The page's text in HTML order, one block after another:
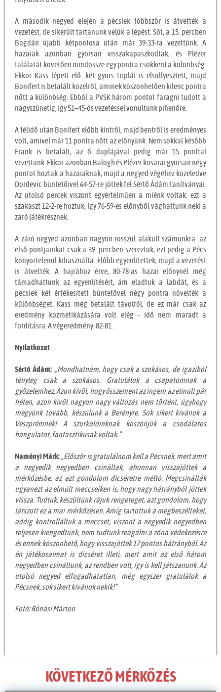
A második negyed elején a pécsiek többször is átvették a
vezetést, de sikerült tartanunk velük a lépést. Sőt, a 15. percben
Bogdán újabb kétpontosa után már 39-33-ra vezettünk. A
hazaiak azonban gyorsan visszakapaszkodtak, és Plézer
találatát követően mindössze egy pontra csökkent a különbség.
Ekkor Kass lépett elő: két gyors triplát is elsüllyesztett, majd
Bonifert is betalált közelről, aminek köszönhetően kilenc pontra
nőtt a különbség. Ebből a PVSK három pontot faragni tudott a
nagyszünetig, így 51–45-ös vezetéssel vonultunk pihenőre.
A félidő után Bonifert előbb kintről, majd bentről is eredményes
volt, amivel már 11 pontra nőtt az előnyünk. Nem sokkal később
Frank is betalált, az ő duplájával pedig már 15 ponttal
vezettünk. Ekkor azonban Balogh és Plézer kosarai gyorsan négy
pontot hoztak a hazaiaknak, majd a negyed végéhez közeledve
Dordevic büntetőivel 64-57-re jöttek fel Sértő Ádám tanítványai.
Az utolsó percek viszont egyértelműen a miénk voltak: ezt a
szakaszt 12-2-re hoztuk, így 76-59-es előnyből vághattunk neki a
záró játékrésznek.
A záró negyed azonban nagyon rosszul alakult számunkra: az
első pontjainkat csak a 39. percben szereztük, ezt pedig a Pécs
könyörtelenül kihasználta. Előbb egyenlítettek, majd a vezetést
is átvették. A hajrához érve, 80-78-as hazai előnynél még
támadhattunk az egyenlítésért, ám eladtuk a labdát, és a
pécsiek két értékesített büntetővel négy pontra növelték a
különbséget. Kass még betalált távolról, de ez már csak az
eredmény kozmetikázására volt elég - idő nem maradt a
fordításra. A végeredmény: 82-81.
Nyilatkozat
Sértő Ádám: „Mondhatnám, hogy csak a szokásos, de igaziból
tényleg csak a szokásos. Gratulálok a csapatomnak a
győzelemhez. Azon kívül, hogy összement az ingem az elmúlt pár
héten, azon kívül nagyon nagy változás nem történt, úgyhogy
megyünk tovább, készülünk a Berényre. Sok sikert kívánok a
Veszprémnek! A szurkolóinknak köszönjük a csodálatos
hangulatot, fantasztikusak voltak.”
Naményi Márk:„Először is gratulálnom kell a Pécsnek, mert amit
a negyedik negyedben csináltak, ahonnan visszajöttek a
mérkőzésbe, az azt gondolom dicséretre méltó. Megcsinálták
ugyanezt az elmúlt meccseiken is, hogy nagy hátrányból jöttek
vissza. Tudtuk, készültünk rájuk rengeteget, azt gondolom, hogy
látszott ez a mai mérkőzésen. Amíg tartottuk a megbeszélteket,
addig kontrolláltuk a meccset, viszont a negyedik negyedben
teljesen kiengedtünk, nem tudtunk reagálni a zóna védekezésre
és ennek köszönhető, hogy visszajöttek 17 pontos hátrányból. Az
én játékosaimat is dicséret illeti, mert amit az első három
negyedben csináltunk, az rendben volt, így is kell játszanunk. Az
utolsó negyed elfogadhatatlan, még egyszer gratulálok a
Pécsnek, sok sikert kívánok nekik!”
Fotó: Rónási Márton
KÖVETKEZŐ MÉRKŐZÉS